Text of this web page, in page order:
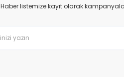
Haber listemize kayıt olarak